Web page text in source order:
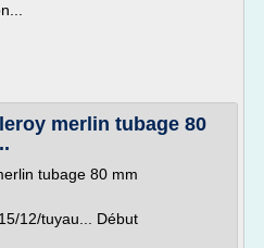
merlin tubage 80
tubage 80 mm
12/tuyau... Début